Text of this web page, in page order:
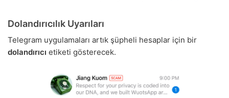
Dolandırıcılık Uyarıları
Telegram uygulamaları artık şüpheli hesaplar için bir
dolandırıcı etiketi gösterecek.